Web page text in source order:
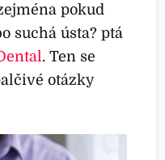
pokud
suchá ústa? ptá
. Ten se
otázky